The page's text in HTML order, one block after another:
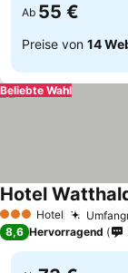
Ab 55 €
Preise von 14
Beliebte Wahl
3 SterneHotel
Hotel
8,6 Hervorragend